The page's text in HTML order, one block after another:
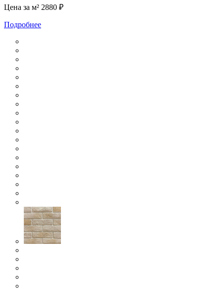
Цена за м² 2880 ₽
Подробнее